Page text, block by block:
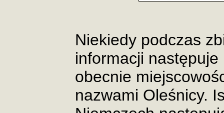
Niekiedy podczas
informacji
obecnie
nazwami Oleśnicy.